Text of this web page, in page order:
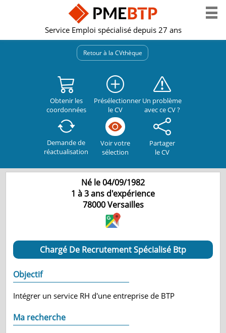
Service Emploi spécialisé depuis 27 ans
Retour à la CVthèque
Obtenir les
coordonnées
Présélectionner
le CV
Un problème
avec ce CV ?
Demande de
réactualisation
Voir votre
sélection
Partager
le CV
Né le 04/09/1982
1 à 3 ans d'expérience
78000 Versailles
Chargé De Recrutement Spécialisé Btp
Objectif
Intégrer un service RH d'une entreprise de BTP
Ma recherche